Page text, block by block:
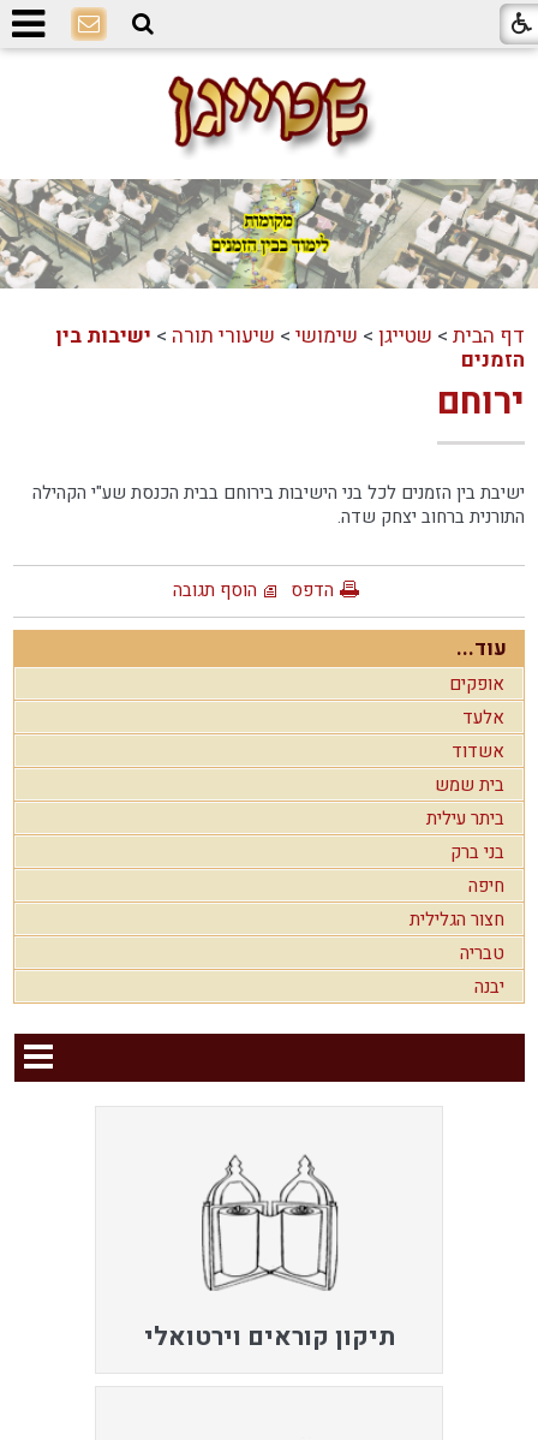
דף הבית > שטייגן > שימושי > שיעורי תורה > ישיבות בין
הזמנים
ירוחם
ישיבת בין הזמנים לכל בני הישיבות בירוחם בבית הכנסת שע"י הקהילה
התורנית ברחוב יצחק שדה.
הדפס הוסף תגובה
עוד...
אופקים
אלעד
אשדוד
בית שמש
ביתר עילית
בני ברק
חיפה
חצור הגלילית
טבריה
יבנה
תיקון קוראים וירטואלי